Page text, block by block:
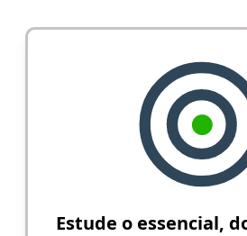
Estude o essencial,